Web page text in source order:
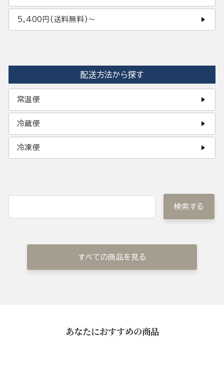
5,400円(送料無料)〜
配送方法から探す
常温便
冷蔵便
冷凍便
検索する
すべての商品を見る
あなたにおすすめの商品